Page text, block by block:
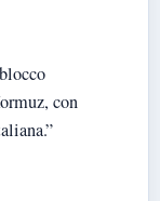
con